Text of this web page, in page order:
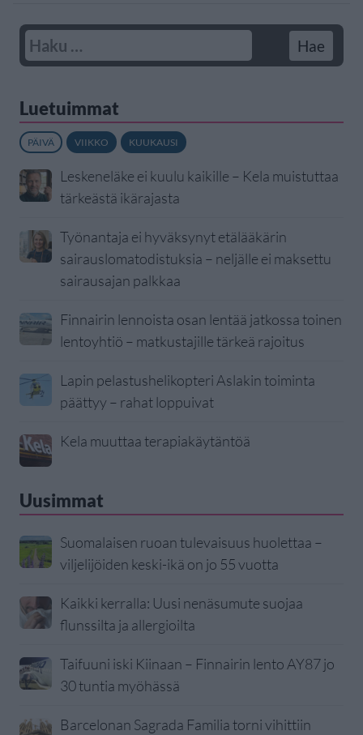
Luetuimmat
PÄIVÄ VIIKKO KUUKAUSI
Leskeneläke ei kuulu kaikille – Kela muistuttaa
tärkeästä ikärajasta
Työnantaja ei hyväksynyt etälääkärin
sairauslomatodistuksia – neljälle ei maksettu
sairausajan palkkaa
Finnairin lennoista osan lentää jatkossa toinen
lentoyhtiö – matkustajille tärkeä rajoitus
Lapin pelastushelikopteri Aslakin toiminta
päättyy – rahat loppuivat
Kela muuttaa terapiakäytäntöä
Uusimmat
Suomalaisen ruoan tulevaisuus huolettaa –
viljelijöiden keski-ikä on jo 55 vuotta
Kaikki kerralla: Uusi nenäsumute suojaa
flunssilta ja allergioilta
Taifuuni iski Kiinaan – Finnairin lento AY87 jo
30 tuntia myöhässä
Barcelonan Sagrada Familia torni vihittiin